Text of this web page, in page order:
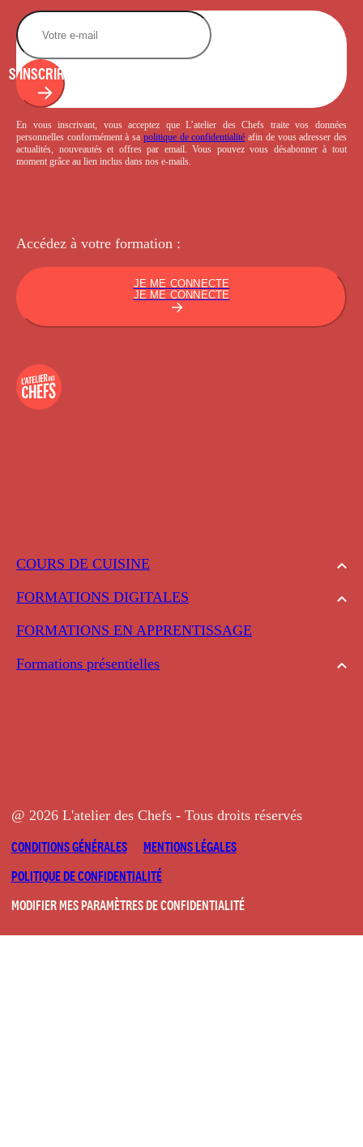
COURS DE CUISINE
FORMATIONS DIGITALES
FORMATIONS EN APPRENTISSAGE
Formations présentielles
S'INSCRIRE
En vous inscrivant, vous acceptez que L’atelier des Chefs traite vos données
personnelles conformément à sa politique de confidentialité afin de vous adresser des
actualités, nouveautés et offres par email. Vous pouvez vous désabonner à tout
moment grâce au lien inclus dans nos e-mails.
Accédez à votre formation :
JE ME CONNECTE
JE ME CONNECTE
@ 2026 L'atelier des Chefs - Tous droits réservés
CONDITIONS GÉNÉRALES
MENTIONS LÉGALES
POLITIQUE DE CONFIDENTIALITÉ
MODIFIER MES PARAMÈTRES DE CONFIDENTIALITÉ